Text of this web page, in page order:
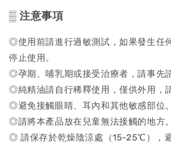
▒ 注意事項
◎使用前請進行過敏測試，如果發生任
停止使用。
◎孕期、哺乳期或接受治療者，請事先
◎純精油請自行稀釋使用，僅供外用，
◎避免接觸眼睛、耳內和其他敏感部位。
◎請將本產品放在兒童無法接觸的地方。
◎ 請保存於乾燥陰涼處（15-25℃），避